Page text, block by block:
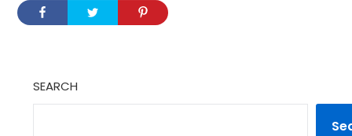
SEARCH